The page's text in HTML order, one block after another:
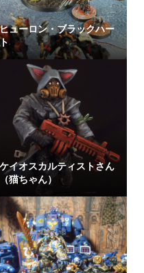
ヒューロン・ブラックハー
ト
ケイオスカルティストさん
（猫ちゃん）